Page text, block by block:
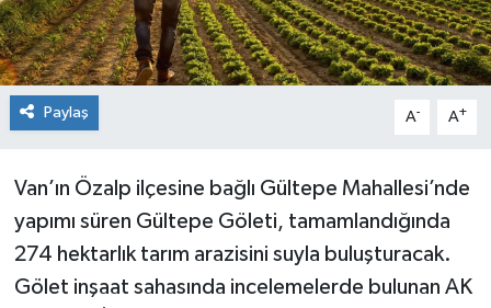
Paylaş A- A+
Van’ın Özalp ilçesine bağlı Gültepe Mahallesi’nde
yapımı süren Gültepe Göleti, tamamlandığında
274 hektarlık tarım arazisini suyla buluşturacak.
Gölet inşaat sahasında incelemelerde bulunan AK